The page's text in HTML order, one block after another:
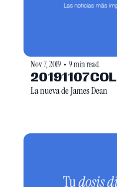
Nov 7, 2019 • 9 min read
20191107COL
La nueva de James Dean